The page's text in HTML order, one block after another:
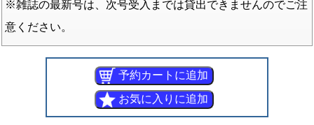
※雑誌の最新号は、次号受入までは貸出できませんのでご注
意ください。